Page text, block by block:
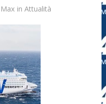
Max in Attualità